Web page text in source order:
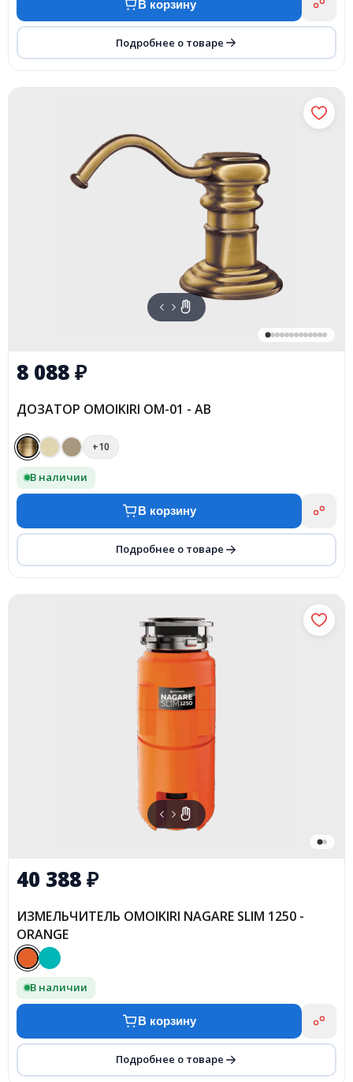
В корзину
Подробнее о товаре
8 088₽
ДОЗАТОР OMOIKIRI OM-01 - AB
+10
В наличии
В корзину
Подробнее о товаре
40 388₽
ИЗМЕЛЬЧИТЕЛЬ OMOIKIRI NAGARE SLIM 1250 -
ORANGE
В наличии
В корзину
Подробнее о товаре